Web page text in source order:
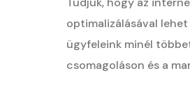
optimalizálásával
ügyfeleink minél
csomagoláson és a